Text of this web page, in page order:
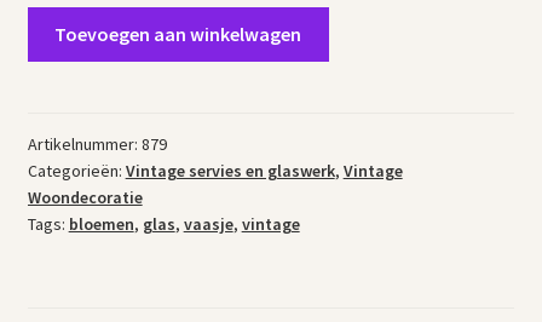
bloemen
aantal
Toevoegen aan winkelwagen
Artikelnummer: 879
Categorieën: Vintage servies en glaswerk, Vintage
Woondecoratie
Tags: bloemen, glas, vaasje, vintage